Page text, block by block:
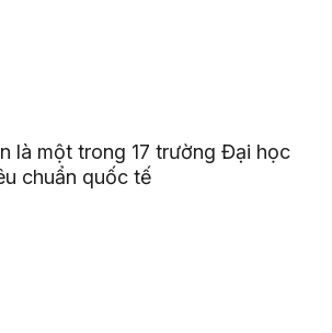
là một trong 17 trường Đại học
chuẩn quốc tế